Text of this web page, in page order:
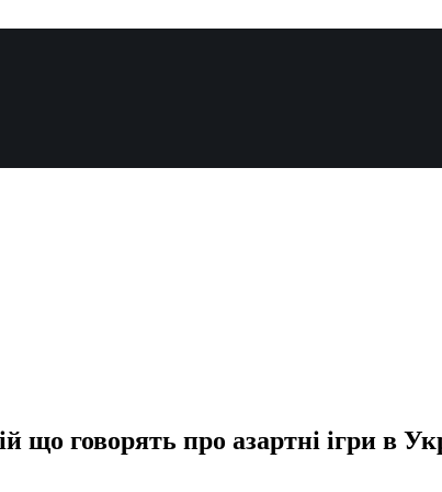
що говорять про азартні ігри в